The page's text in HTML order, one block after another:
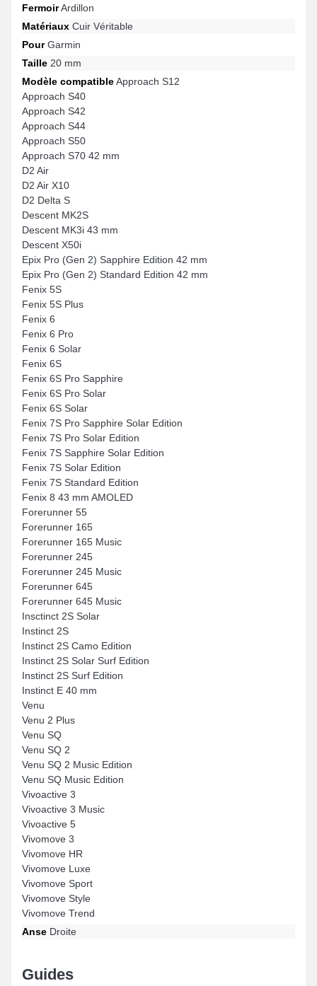
FermoirArdillon
Matériaux Cuir Véritable
PourGarmin
Taille 20 mm
Modèle compatibleApproach S12
Approach S40
Approach S42
Approach S44
Approach S50
Approach S70 42 mm
D2 Air
D2 Air X10
D2 Delta S
Descent MK2S
Descent MK3i 43 mm
Descent X50i
Epix Pro (Gen 2) Sapphire Edition 42 mm
Epix Pro (Gen 2) Standard Edition 42 mm
Fenix 5S
Fenix 5S Plus
Fenix 6
Fenix 6 Pro
Fenix 6 Solar
Fenix 6S
Fenix 6S Pro Sapphire
Fenix 6S Pro Solar
Fenix 6S Solar
Fenix 7S Pro Sapphire Solar Edition
Fenix 7S Pro Solar Edition
Fenix 7S Sapphire Solar Edition
Fenix 7S Solar Edition
Fenix 7S Standard Edition
Fenix 8 43 mm AMOLED
Forerunner 55
Forerunner 165
Forerunner 165 Music
Forerunner 245
Forerunner 245 Music
Forerunner 645
Forerunner 645 Music
Insctinct 2S Solar
Instinct 2S
Instinct 2S Camo Edition
Instinct 2S Solar Surf Edition
Instinct 2S Surf Edition
Instinct E 40 mm
Venu
Venu 2 Plus
Venu SQ
Venu SQ 2
Venu SQ 2 Music Edition
Venu SQ Music Edition
Vivoactive 3
Vivoactive 3 Music
Vivoactive 5
Vivomove 3
Vivomove HR
Vivomove Luxe
Vivomove Sport
Vivomove Style
Vivomove Trend
Anse Droite
Guides